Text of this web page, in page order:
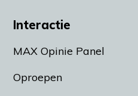
Interactie
MAX Opinie Panel
Oproepen